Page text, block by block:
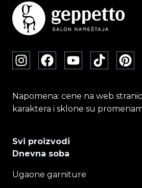
Napomena: cene na web
karaktera i sklone su
Svi proizvodi
Dnevna soba
Ugaone garniture